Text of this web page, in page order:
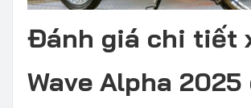
Đánh giá chi tiết
Wave Alpha 2025